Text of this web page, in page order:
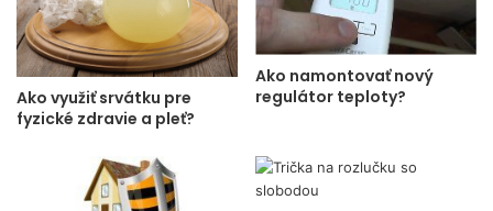
Ako využiť srvátku pre
fyzické zdravie a pleť?
Ako namontovať nový
regulátor teploty?